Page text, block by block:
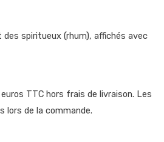
spiritueux (rhum), affichés avec
TTC hors frais de livraison. Les
lors de la commande.